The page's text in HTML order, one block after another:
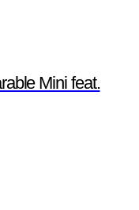
Mini feat.